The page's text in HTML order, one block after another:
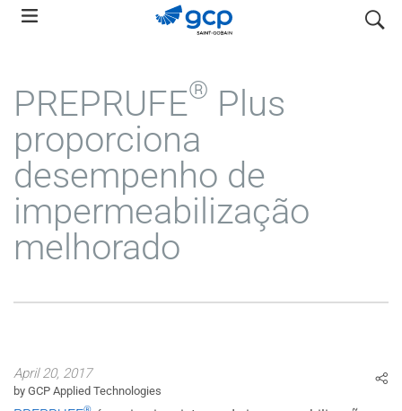
Skip
PREPRUFE® Plus
proporciona
desempenho de
impermeabilização
melhorado
April 20, 2017
by GCP Applied Technologies